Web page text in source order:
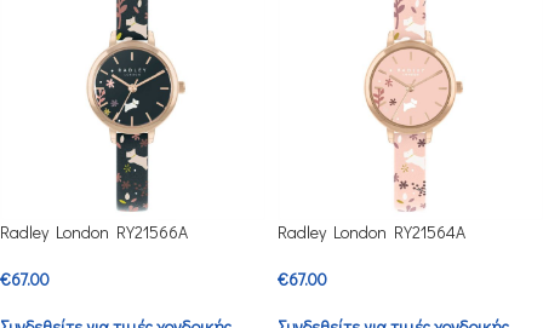
Radley London RY21566A
€67.00
Radley London RY21564A
€67.00